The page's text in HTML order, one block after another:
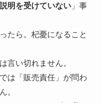
明を受けていない」事
たら。杞憂になること
言い切れません。
は「販売責任」が問わ
。